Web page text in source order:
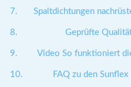
Spaltdichtungen
Geprüfte
Video So funktioniert
FAQ zu den